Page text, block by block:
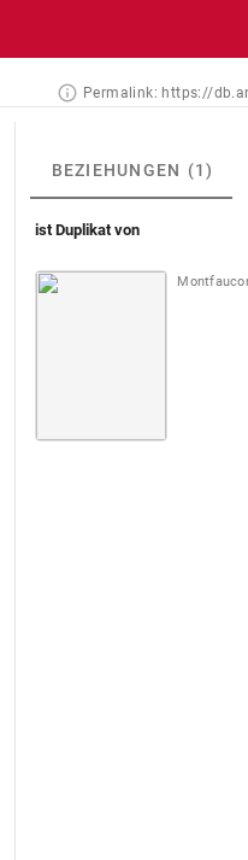
Permalink: https://
BEZIEHUNGEN (1)
ist Duplikat von